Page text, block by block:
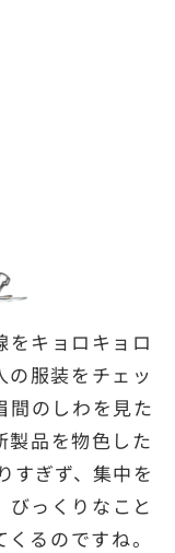
をキョロキョロ
の服装をチェッ
間のしわを見た
製品を物色した
すぎず、集中を
びっくりなこと
るのですね。